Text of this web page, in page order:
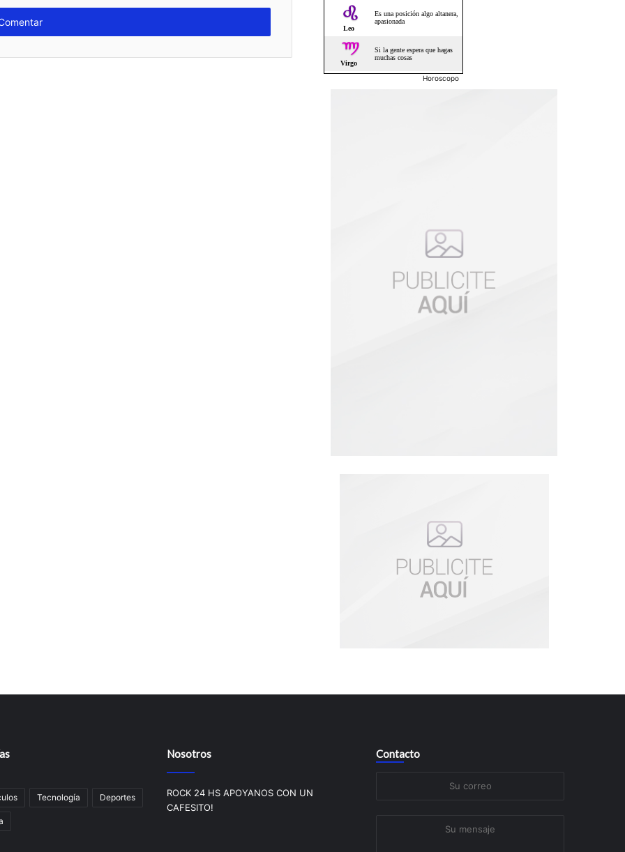
Horoscopo
Tecnologí­a Deportes
Nosotros
ROCK 24 HS APOYANOS CON UN
CAFESITO!
Contacto